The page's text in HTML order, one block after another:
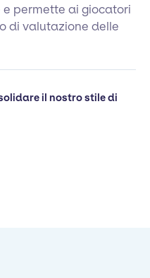
e permette ai giocatori
di valutazione delle
il nostro stile di